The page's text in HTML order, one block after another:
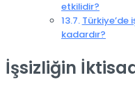
etkilidir?
Türkiye’de
kadardır?
İşsizliğin